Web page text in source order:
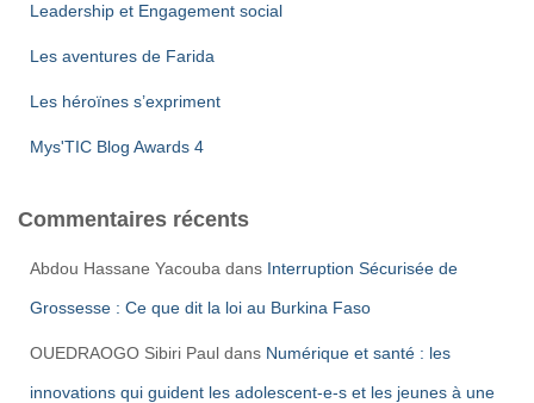
Leadership et Engagement social
Les aventures de Farida
Les héroïnes s’expriment
Mys'TIC Blog Awards 4
Commentaires récents
Abdou Hassane Yacouba dans Interruption Sécurisée de
Grossesse : Ce que dit la loi au Burkina Faso
OUEDRAOGO Sibiri Paul dans Numérique et santé : les
innovations qui guident les adolescent-e-s et les jeunes à une